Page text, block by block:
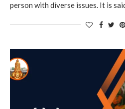
person with diverse issues. It is